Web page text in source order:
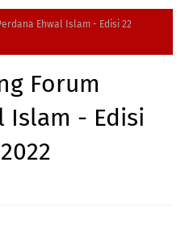
Ehwal Islam - Edisi 22
Forum
Islam - Edisi